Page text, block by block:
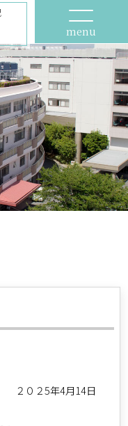
menu
月14日